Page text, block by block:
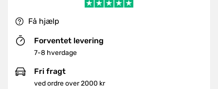
Få hjælp
Forventet levering
7-8 hverdage
Fri fragt
ved ordre over 2000 kr